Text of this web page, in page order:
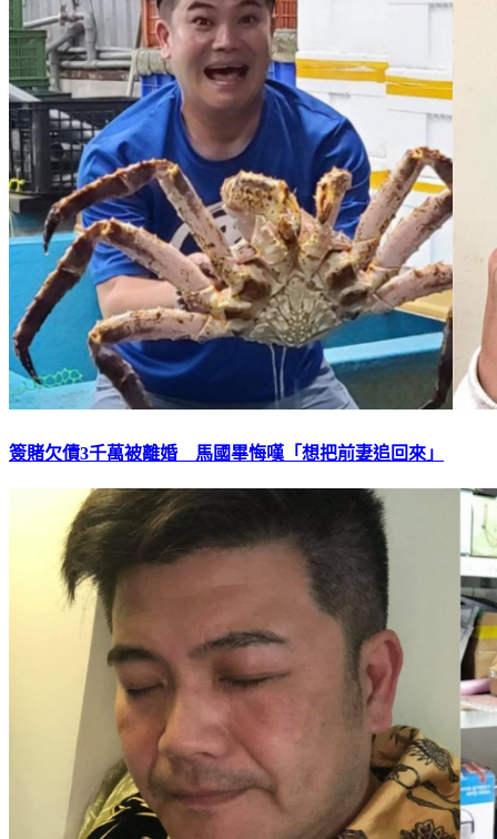
簽賭欠債3千萬被離婚 馬國畢悔嘆「想把前妻追回來」